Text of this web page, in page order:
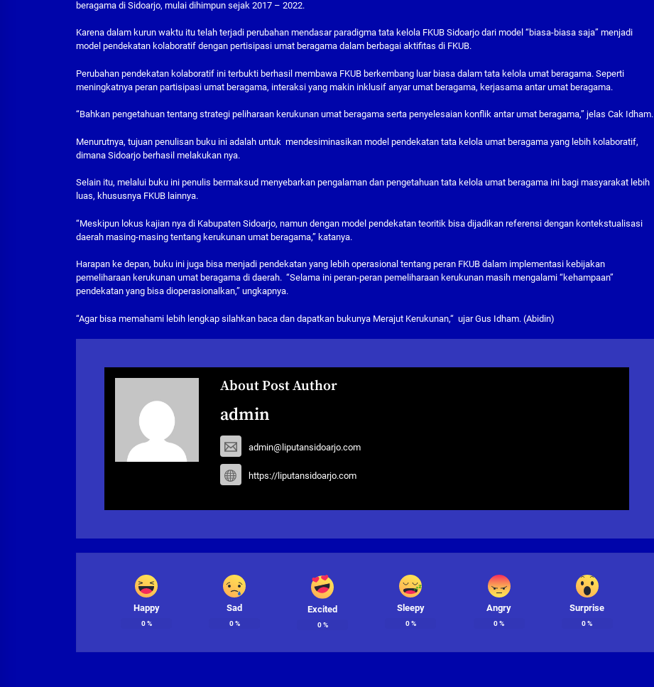
beragama di Sidoarjo, mulai dihimpun sejak 2017 – 2022.
Karena dalam kurun waktu itu telah terjadi perubahan mendasar paradigma tata kelola FKUB Sidoarjo dari model “biasa-biasa saja” menjadi
model pendekatan kolaboratif dengan pertisipasi umat beragama dalam berbagai aktifitas di FKUB.
Perubahan pendekatan kolaboratif ini terbukti berhasil membawa FKUB berkembang luar biasa dalam tata kelola umat beragama. Seperti
meningkatnya peran partisipasi umat beragama, interaksi yang makin inklusif anyar umat beragama, kerjasama antar umat beragama.
“Bahkan pengetahuan tentang strategi peliharaan kerukunan umat beragama serta penyelesaian konflik antar umat beragama,” jelas Cak Idham.
Menurutnya, tujuan penulisan buku ini adalah untuk mendesiminasikan model pendekatan tata kelola umat beragama yang lebih kolaboratif,
dimana Sidoarjo berhasil melakukan nya.
Selain itu, melalui buku ini penulis bermaksud menyebarkan pengalaman dan pengetahuan tata kelola umat beragama ini bagi masyarakat lebih
luas, khususnya FKUB lainnya.
“Meskipun lokus kajian nya di Kabupaten Sidoarjo, namun dengan model pendekatan teoritik bisa dijadikan referensi dengan kontekstualisasi
daerah masing-masing tentang kerukunan umat beragama,” katanya.
Harapan ke depan, buku ini juga bisa menjadi pendekatan yang lebih operasional tentang peran FKUB dalam implementasi kebijakan
pemeliharaan kerukunan umat beragama di daerah. “Selama ini peran-peran pemeliharaan kerukunan masih mengalami “kehampaan”
pendekatan yang bisa dioperasionalkan,” ungkapnya.
“Agar bisa memahami lebih lengkap silahkan baca dan dapatkan bukunya Merajut Kerukunan,“ ujar Gus Idham. (Abidin)
About Post Author
admin
admin@liputansidoarjo.com
https://liputansidoarjo.com
Happy
0%
Sad
0%
Excited
0%
Sleepy
0%
Angry
0%
Surprise
0%